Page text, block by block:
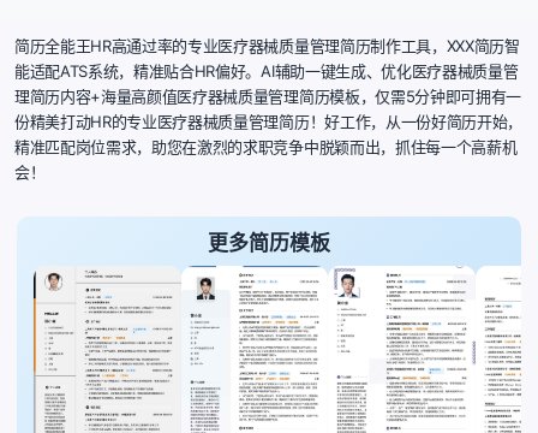
简历全能王HR高通过率的专业医疗器械质量管理简历制作工具，XXX简历智
能适配ATS系统，精准贴合HR偏好。AI辅助一键生成、优化医疗器械质量管
理简历内容+海量高颜值医疗器械质量管理简历模板，仅需5分钟即可拥有一
份精美打动HR的专业医疗器械质量管理简历！好工作，从一份好简历开始，
精准匹配岗位需求，助您在激烈的求职竞争中脱颖而出，抓住每一个高薪机
会！
更多简历模板